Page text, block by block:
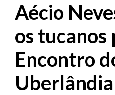
Aécio
os tucanos
Encontro
Uberlândia